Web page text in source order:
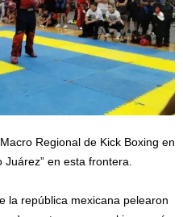
Regional de Kick Boxing en
en esta frontera.
la república mexicana pelearon